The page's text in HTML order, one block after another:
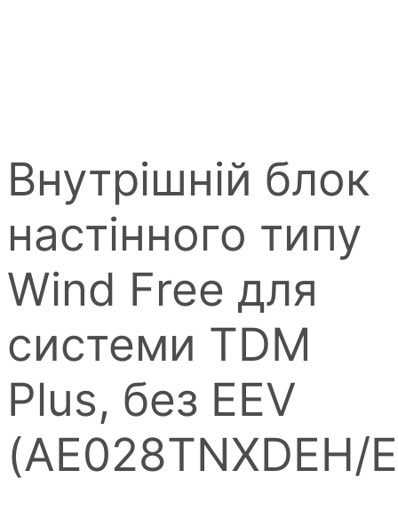
Внутрішній блок
настінного типу
Wind Free для
системи TDM
Plus, без EEV
(AE028TNXDEH/